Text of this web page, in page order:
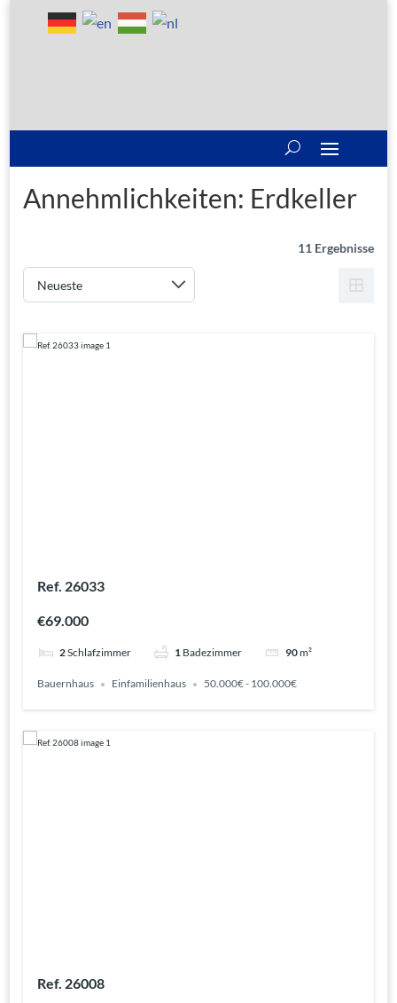
Annehmlichkeiten: Erdkeller
11 Ergebnisse
Ref. 26033
€69.000
2Schlafzimmer 1 Badezimmer 90m²
Bauernhaus Einfamilienhaus 50.000€ - 100.000€
Ref. 26008